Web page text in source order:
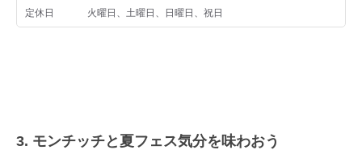
3. モンチッチと夏フェス気分を味わおう